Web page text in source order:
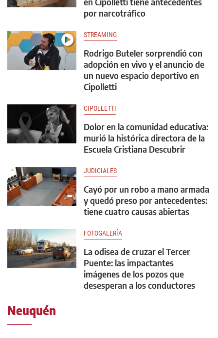
por narcotráfico
STREAMING
Rodrigo Buteler sorprendió con
adopción en vivo y el anuncio de
un nuevo espacio deportivo en
Cipolletti
CIPOLLETTI
Dolor en la comunidad educativa:
murió la histórica directora de la
Escuela Cristiana Descubrir
JUDICIALES
Cayó por un robo a mano armada
y quedó preso por antecedentes:
tiene cuatro causas abiertas
FOTOGALERÍA
La odisea de cruzar el Tercer
Puente: las impactantes
imágenes de los pozos que
desesperan a los conductores
Neuquén